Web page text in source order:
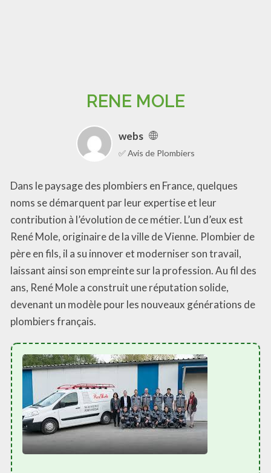
RENE MOLE
webs
✅ Avis de Plombiers
Dans le paysage des plombiers en France, quelques
noms se démarquent par leur expertise et leur
contribution à l’évolution de ce métier. L’un d’eux est
René Mole, originaire de la ville de Vienne. Plombier de
père en fils, il a su innover et moderniser son travail,
laissant ainsi son empreinte sur la profession. Au fil des
ans, René Mole a construit une réputation solide,
devenant un modèle pour les nouveaux générations de
plombiers français.